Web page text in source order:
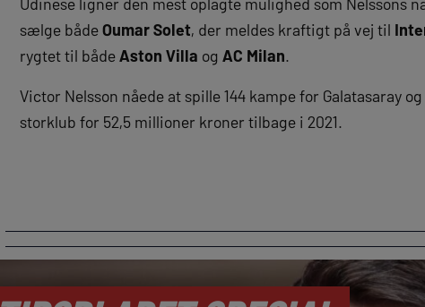
sælge bådeOumar Solet, der meldes kraftigt på vej til
rygtet til bådeAston Villa og AC Milan.
Victor Nelsson nåede at spille 144 kampe for Galatasaray
storklub for 52,5 millioner kroner tilbage i 2021.